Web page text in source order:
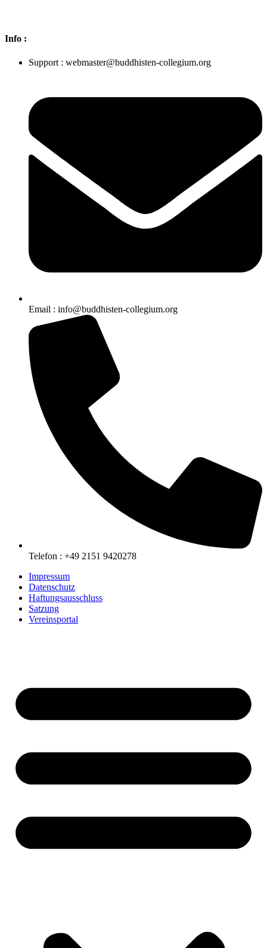
Info :
Support : webmaster@buddhisten-collegium.org
Email : info@buddhisten-collegium.org
Telefon : +49 2151 9420278
Impressum
Datenschutz
Haftungsausschluss
Satzung
Vereinsportal